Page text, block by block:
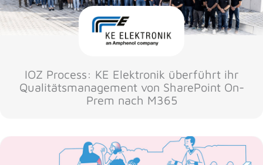
IOZ Process: KE Elektronik überführt ihr
Qualitätsmanagement von SharePoint On-
Prem nach M365